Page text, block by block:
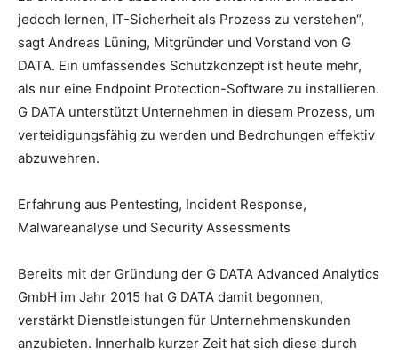
jedoch lernen, IT-Sicherheit als Prozess zu verstehen“,
sagt Andreas Lüning, Mitgründer und Vorstand von G
DATA. Ein umfassendes Schutzkonzept ist heute mehr,
als nur eine Endpoint Protection-Software zu installieren.
G DATA unterstützt Unternehmen in diesem Prozess, um
verteidigungsfähig zu werden und Bedrohungen effektiv
abzuwehren.
Erfahrung aus Pentesting, Incident Response,
Malwareanalyse und Security Assessments
Bereits mit der Gründung der G DATA Advanced Analytics
GmbH im Jahr 2015 hat G DATA damit begonnen,
verstärkt Dienstleistungen für Unternehmenskunden
anzubieten. Innerhalb kurzer Zeit hat sich diese durch